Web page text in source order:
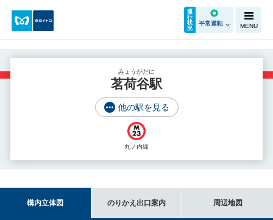
運
行
状
況
平常運転 MENU
みょうがだに
茗荷谷駅
他の駅を見る
丸ノ内線
構内立体図 のりかえ出口案内 周辺地図